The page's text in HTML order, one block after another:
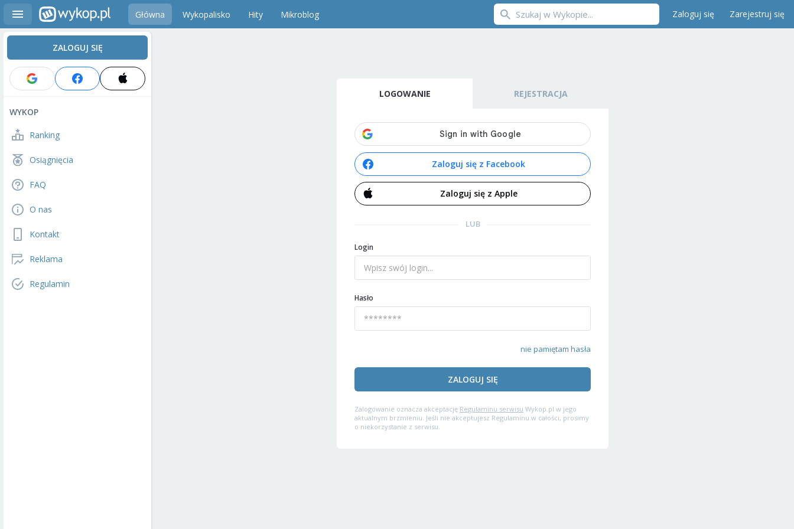
Główna Wykopalisko Hity Mikroblog Zaloguj się Zarejestruj się
ZALOGUJ SIĘ
WYKOP
Ranking
Osiągnięcia
FAQ
O nas
Kontakt
Reklama
Regulamin
LOGOWANIE REJESTRACJA
Zaloguj się z Facebook
Zaloguj się z Apple
LUB
Login
Hasło
nie pamiętam hasła
ZALOGUJ SIĘ
Zalogowanie oznacza akceptację Regulaminu serwisu Wykop.pl w jego
aktualnym brzmieniu. Jeśli nie akceptujesz Regulaminu w całości, prosimy
o niekorzystanie z serwisu.